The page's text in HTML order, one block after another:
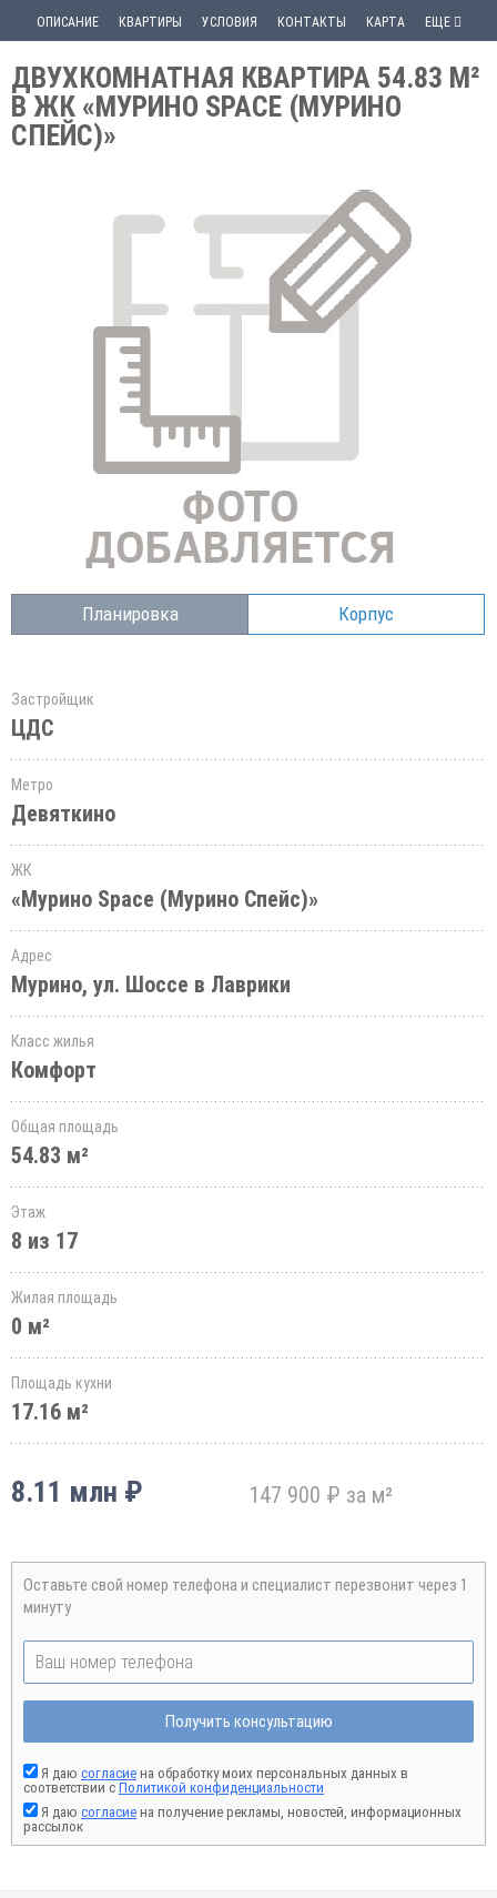
ОПИСАНИЕ КВАРТИРЫ УСЛОВИЯ КОНТАКТЫ КАРТА ЕЩЕ
ДВУХКОМНАТНАЯ КВАРТИРА 54.83 М²
В ЖК «МУРИНО SPACE (МУРИНО
СПЕЙС)»
Планировка Корпус
Застройщик
ЦДС
Метро
Девяткино
ЖК
«Мурино Space (Мурино Спейс)»
Адрес
Мурино, ул. Шоссе в Лаврики
Класс жилья
Комфорт
Общая площадь
54.83 м²
Этаж
8 из 17
Жилая площадь
0 м²
Площадь кухни
17.16 м²
8.11 млн ₽ 147 900 ₽ за м²
Оставьте свой номер телефона и специалист перезвонит через 1
минуту
Получить консультацию
Я даю согласие на обработку моих персональных данных в
соответствии с Политикой конфиденциальности
Я даю согласие на получение рекламы, новостей, информационных
рассылок